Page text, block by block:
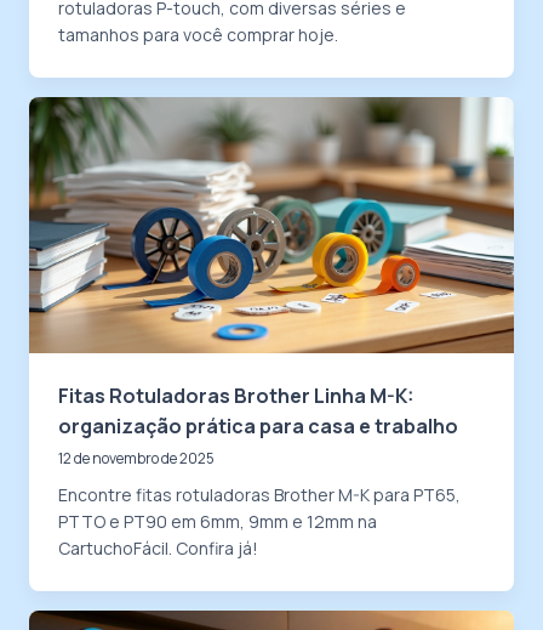
rotuladoras P-touch, com diversas séries e
tamanhos para você comprar hoje.
Fitas Rotuladoras Brother Linha M-K:
organização prática para casa e trabalho
12 de novembro de 2025
Encontre fitas rotuladoras Brother M-K para PT65,
PTTO e PT90 em 6mm, 9mm e 12mm na
CartuchoFácil. Confira já!